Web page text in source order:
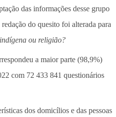
das informações desse grupo
do quesito foi alterada para
ou religião?
a maior parte (98,9%)
com 72 433 841 questionários
dos domicílios e das pessoas